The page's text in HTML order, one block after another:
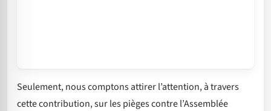
Seulement, nous comptons attirer l’attention, à travers
cette contribution, sur les pièges contre l’Assemblée